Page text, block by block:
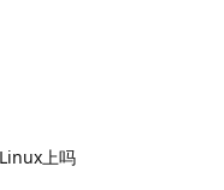
上吗